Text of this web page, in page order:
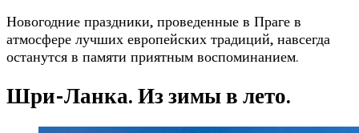
Новогодние праздники, проведенные в Праге в
атмосфере лучших европейских традиций, навсегда
останутся в памяти приятным воспоминанием.
Шри-Ланка. Из зимы в лето.